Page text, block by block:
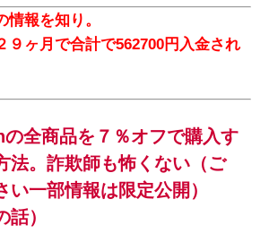
情報を知り。
９ヶ月で合計で562700円入金され
全商品を７％オフで購入す
法。詐欺師も怖くない（ご
い一部情報は限定公開）
話）